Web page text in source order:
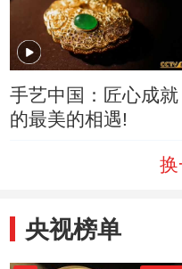
手艺中国：匠心成就
的最美的相遇!
央视榜单